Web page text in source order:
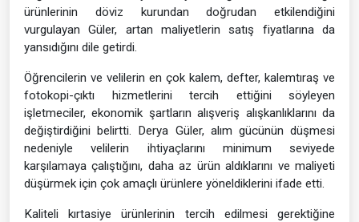
ürünlerinin döviz kurundan doğrudan etkilendiğini
vurgulayan Güler, artan maliyetlerin satış fiyatlarına da
yansıdığını dile getirdi.
Öğrencilerin ve velilerin en çok kalem, defter, kalemtıraş ve
fotokopi-çıktı hizmetlerini tercih ettiğini söyleyen
işletmeciler, ekonomik şartların alışveriş alışkanlıklarını da
değiştirdiğini belirtti. Derya Güler, alım gücünün düşmesi
nedeniyle velilerin ihtiyaçlarını minimum seviyede
karşılamaya çalıştığını, daha az ürün aldıklarını ve maliyeti
düşürmek için çok amaçlı ürünlere yöneldiklerini ifade etti.
Kaliteli kırtasiye ürünlerinin tercih edilmesi gerektiğine